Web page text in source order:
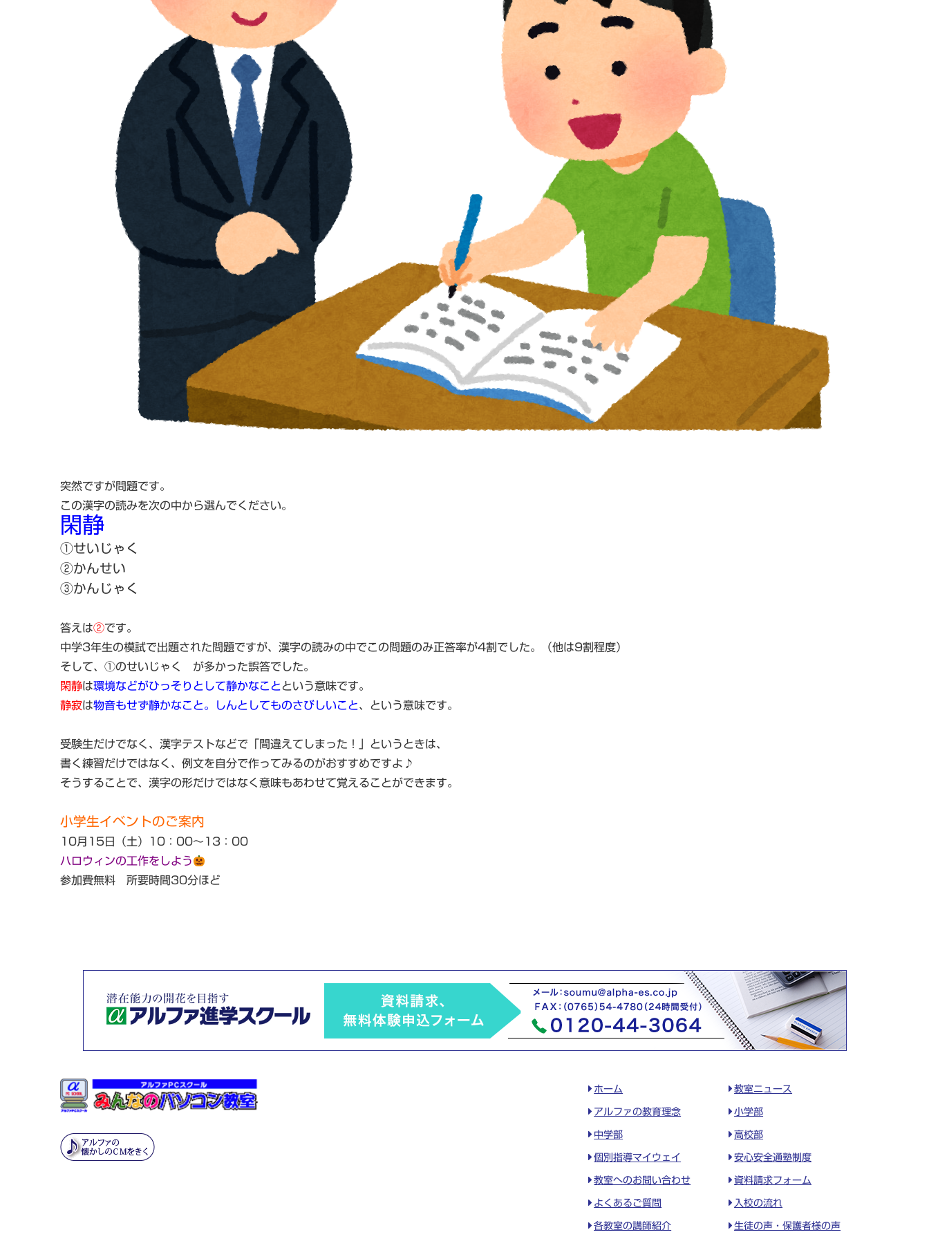
突然ですが問題です。
この漢字の読みを次の中から選んでください。
閑静
①せいじゃく
②かんせい
③かんじゃく
答えは②です。
中学3年生の模試で出題された問題ですが、漢字の読みの中でこの問題のみ正答率が4割でした。（他は9割程度）
そして、①のせいじゃく が多かった誤答でした。
閑静は環境などがひっそりとして静かなことという意味です。
静寂は物音もせず静かなこと。しんとしてものさびしいこと、という意味です。
受験生だけでなく、漢字テストなどで「間違えてしまった！」というときは、
書く練習だけではなく、例文を自分で作ってみるのがおすすめですよ♪
そうすることで、漢字の形だけではなく意味もあわせて覚えることができます。
小学生イベントのご案内
10月15日（土）10：00～13：00
ハロウィンの工作をしよう
参加費無料 所要時間30分ほど
ホーム 教室ニュース
アルファの教育理念 小学部
中学部 高校部
個別指導マイウェイ 安心安全通塾制度
教室へのお問い合わせ 資料請求フォーム
よくあるご質問 入校の流れ
各教室の講師紹介 生徒の声・保護者様の声